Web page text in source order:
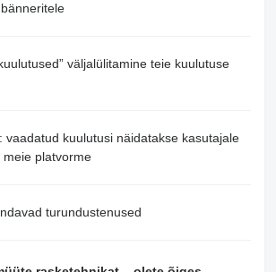
väljalülitamine teie kuulutuse
vaadatud kuulutusi näidatakse kasutajale
meie platvorme
turundustenused